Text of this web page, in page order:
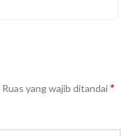
Ruas yang wajib ditandai*